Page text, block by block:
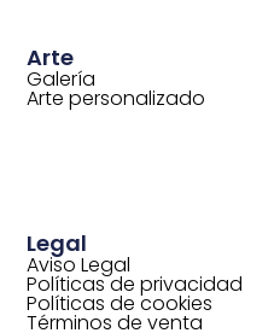
Arte
Galería
Arte personalizado
Legal
Aviso Legal
Políticas de privacidad
Políticas de cookies
Términos de venta